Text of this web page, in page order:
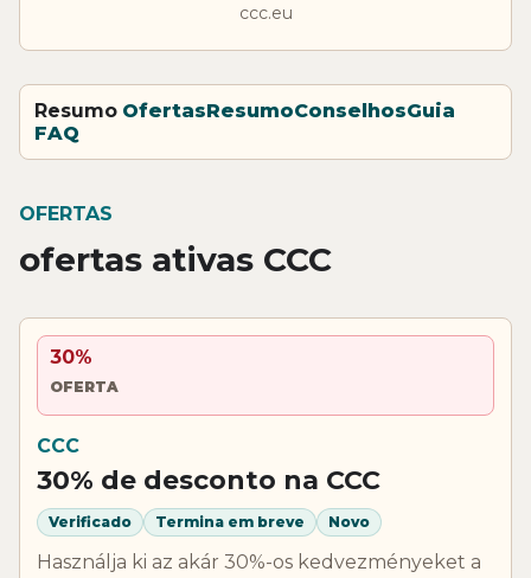
ccc.eu
Resumo OfertasResumoConselhosGuia
FAQ
OFERTAS
ofertas ativas CCC
30%
OFERTA
CCC
30% de desconto na CCC
Verificado Termina em breve Novo
Használja ki az akár 30%-os kedvezményeket a